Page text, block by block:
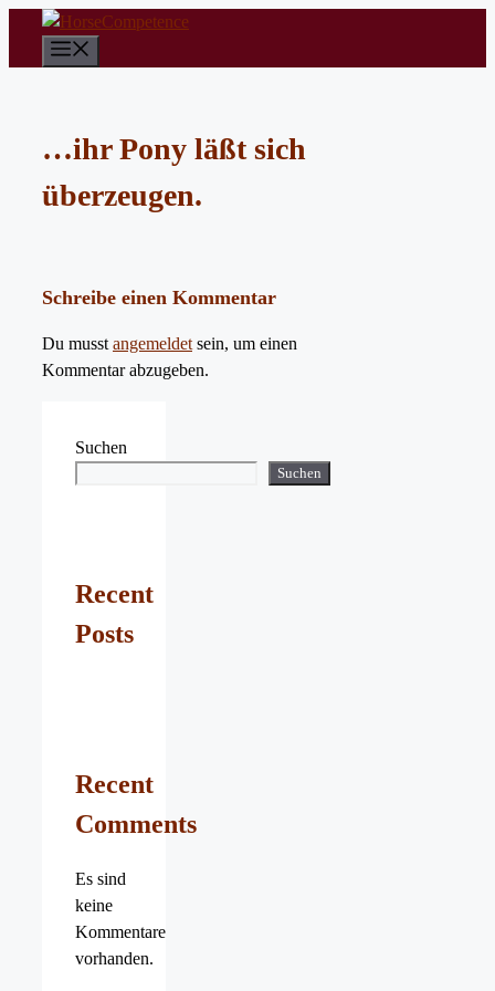
springen
…ihr Pony läßt sich
überzeugen.
Schreibe einen Kommentar
Du musst angemeldet sein, um einen
Kommentar abzugeben.
Suchen
Suchen
Recent
Posts
Recent
Comments
Es sind
keine
Kommentare
vorhanden.